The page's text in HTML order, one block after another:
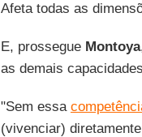
Afeta todas as
E, prossegue Montoya
as demais
"Sem essa
(vivenciar)